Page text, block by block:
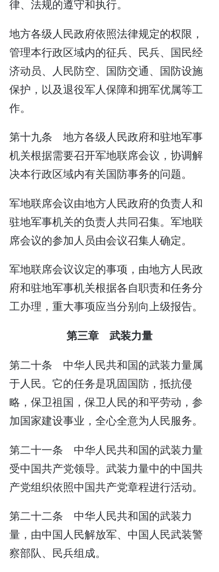
律、法规的遵守和执行。
地方各级人民政府依照法律规定的权限，
管理本行政区域内的征兵、民兵、国民经
济动员、人民防空、国防交通、国防设施
保护，以及退役军人保障和拥军优属等工
作。
第十九条 地方各级人民政府和驻地军事
机关根据需要召开军地联席会议，协调解
决本行政区域内有关国防事务的问题。
军地联席会议由地方人民政府的负责人和
驻地军事机关的负责人共同召集。军地联
席会议的参加人员由会议召集人确定。
军地联席会议议定的事项，由地方人民政
府和驻地军事机关根据各自职责和任务分
工办理，重大事项应当分别向上级报告。
第三章 武装力量
第二十条 中华人民共和国的武装力量属
于人民。它的任务是巩固国防，抵抗侵
略，保卫祖国，保卫人民的和平劳动，参
加国家建设事业，全心全意为人民服务。
第二十一条 中华人民共和国的武装力量
受中国共产党领导。武装力量中的中国共
产党组织依照中国共产党章程进行活动。
第二十二条 中华人民共和国的武装力
量，由中国人民解放军、中国人民武装警
察部队、民兵组成。